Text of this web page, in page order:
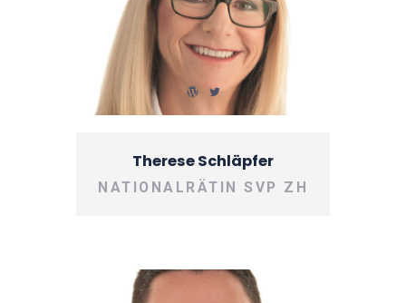
Therese Schläpfer
NATIONALRÄTIN SVP ZH